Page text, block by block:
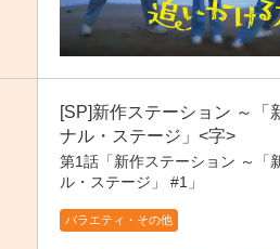
[SP]新作ステーション ～「
ナル・ステージ」<字>
第1話「新作ステーション ～「
ル・ステージ」 #1」
バラエティ・その他